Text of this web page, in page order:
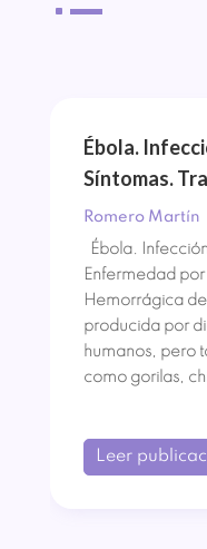
^
Ébola.
Síntomas.
Romero Martín
Ébola.
Enfermedad
Hemorrágica
producida por
humanos, pero
como gorilas,
Leer